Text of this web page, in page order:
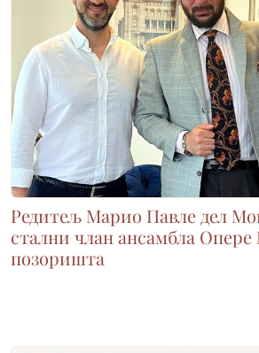
Редитељ Марио Павле дел
стални члан ансамбла Опере
позоришта